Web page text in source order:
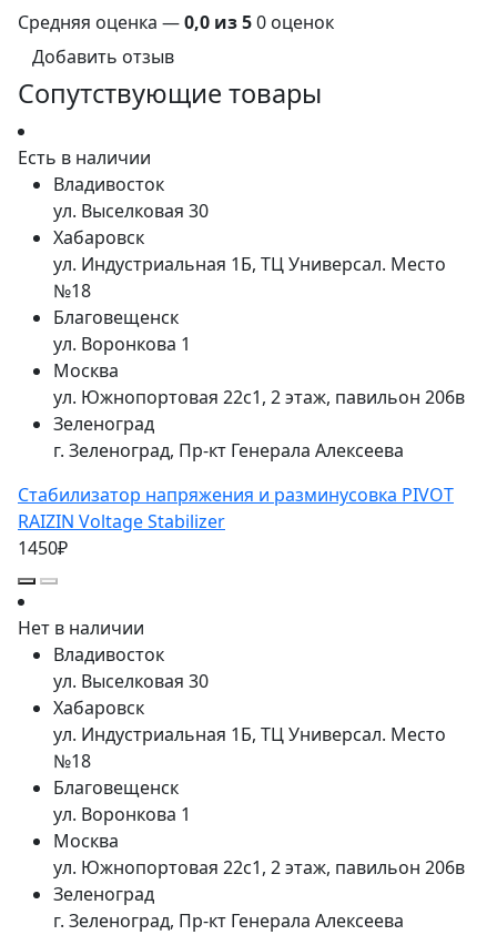
Средняя оценка —0,0 из 50 оценок
Добавить отзыв
Сопутствующие товары
Есть в наличии
Владивосток
ул. Выселковая 30
Хабаровск
ул. Индустриальная 1Б, ТЦ Универсал. Место
№18
Благовещенск
ул. Воронкова 1
Москва
ул. Южнопортовая 22с1, 2 этаж, павильон 206в
Зеленоград
г. Зеленоград, Пр-кт Генерала Алексеева
Cтабилизатор напряжения и разминусовка PIVOT
RAIZIN Voltage Stabilizer
1450₽
Нет в наличии
Владивосток
ул. Выселковая 30
Хабаровск
ул. Индустриальная 1Б, ТЦ Универсал. Место
№18
Благовещенск
ул. Воронкова 1
Москва
ул. Южнопортовая 22с1, 2 этаж, павильон 206в
Зеленоград
г. Зеленоград, Пр-кт Генерала Алексеева